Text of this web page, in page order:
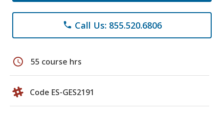
phone Call Us: 855.520.6806
schedule 55 course hrs
Code ES-GES2191